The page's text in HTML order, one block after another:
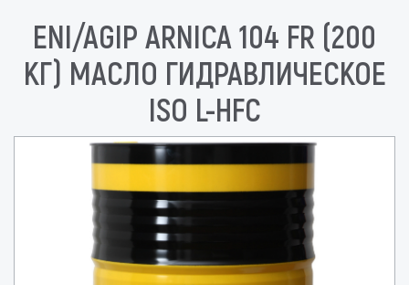
ENI/AGIP ARNICA 104 FR (200
КГ) МАСЛО ГИДРАВЛИЧЕСКОЕ
ISO L-HFC